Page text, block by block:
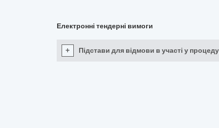
Електронні тендерні вимоги
+ Підстави для відмови в участі у